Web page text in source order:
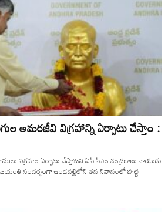
అమరజీవి విగ్రహాన్ని ఏర్పాటు చేస్తాం :
విగ్రహం ఏర్పాటు చేస్తామని ఏపీ సీఎం చంద్రబాబు నాయుడు
జయంతి సందర్భంగా ఉండవల్లిలోని తన నివాసంలో పొట్టి